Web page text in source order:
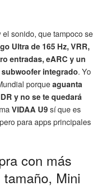
sonido, que tampoco se
Ultra de 165 Hz, VRR,
entradas, eARC y un
integrado. Yo
porqueaguanta
y no se te quedará
VIDAA U9sí que es
para apps principales
con más
Mini